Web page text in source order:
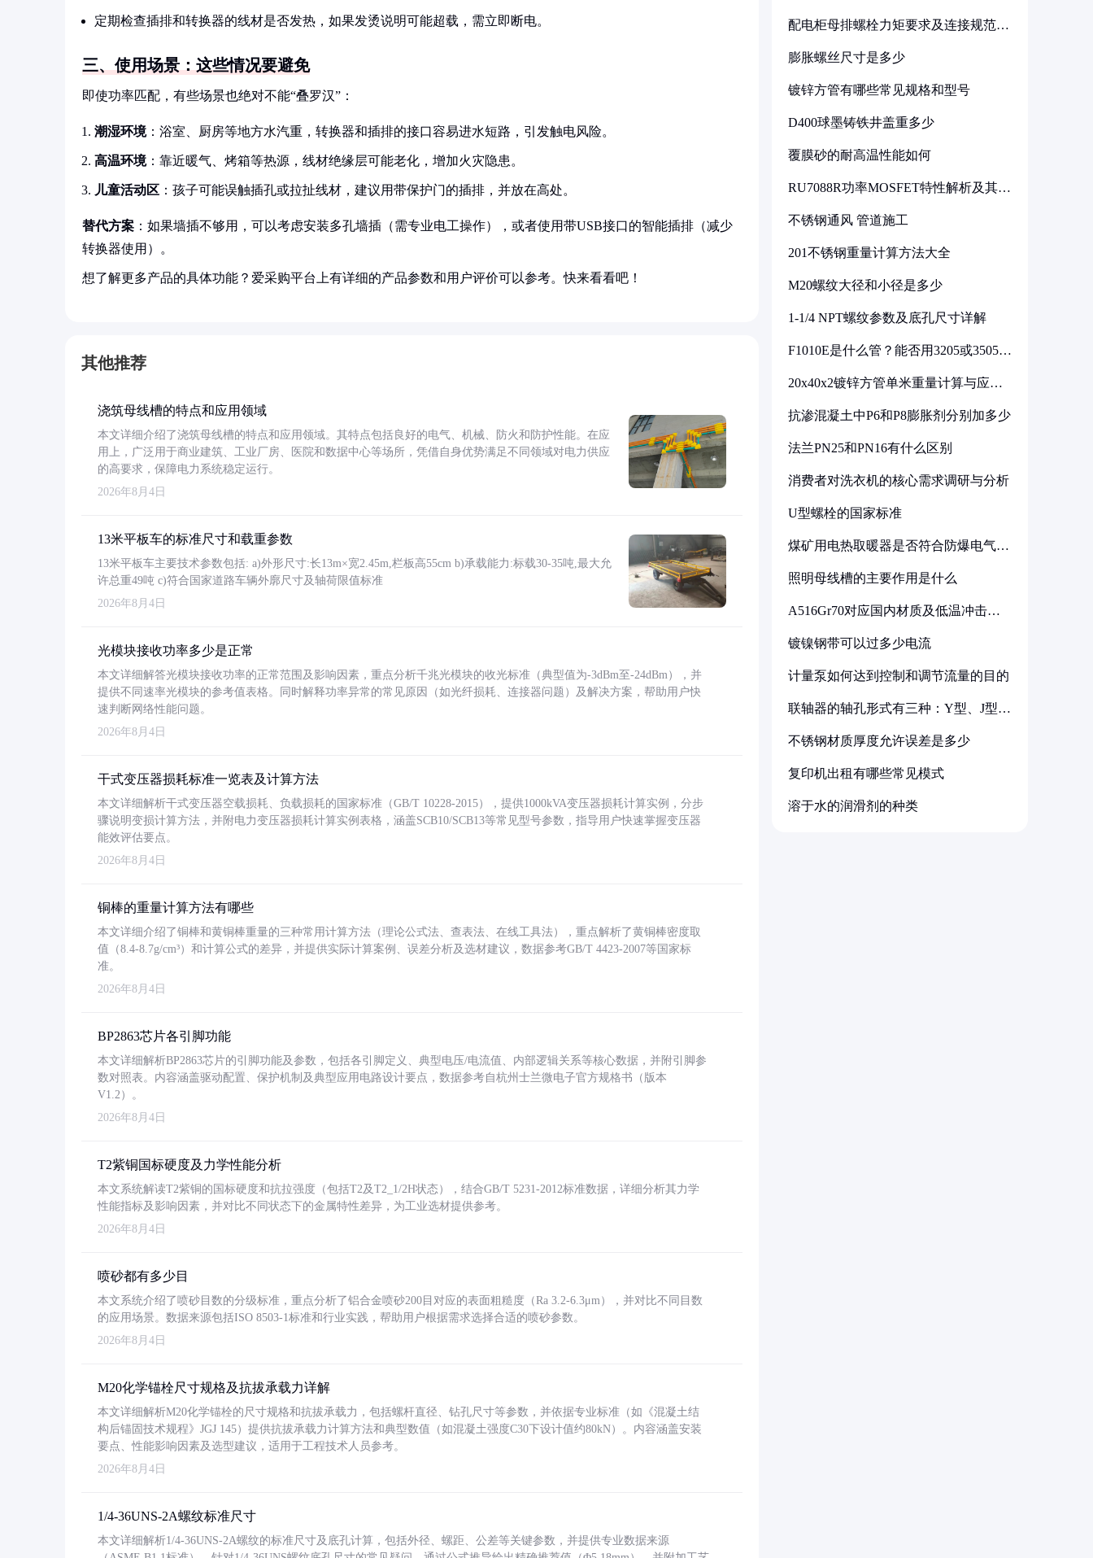
定期检查插排和转换器的线材是否发热，如果发烫说明可能超载，需立即断电。
三、使用场景：这些情况要避免
即使功率匹配，有些场景也绝对不能“叠罗汉”：
潮湿环境：浴室、厨房等地方水汽重，转换器和插排的接口容易进水短路，引发触电风险。
高温环境：靠近暖气、烤箱等热源，线材绝缘层可能老化，增加火灾隐患。
儿童活动区 ：孩子可能误触插孔或拉扯线材，建议用带保护门的插排，并放在高处。
替代方案 ：如果墙插不够用，可以考虑安装多孔墙插（需专业电工操作），或者使用带USB接口的智能插排（减少
转换器使用）。
想了解更多产品的具体功能？爱采购平台上有详细的产品参数和用户评价可以参考。快来看看吧！
其他推荐
浇筑母线槽的特点和应用领域
本文详细介绍了浇筑母线槽的特点和应用领域。其特点包括良好的电气、机械、防火和防护性能。在应
用上，广泛用于商业建筑、工业厂房、医院和数据中心等场所，凭借自身优势满足不同领域对电力供应
的高要求，保障电力系统稳定运行。
2026年8月4日
13米平板车的标准尺寸和载重参数
13米平板车主要技术参数包括: a)外形尺寸:长13m×宽2.45m,栏板高55cm b)承载能力:标载30-35吨,最大允
许总重49吨 c)符合国家道路车辆外廓尺寸及轴荷限值标准
2026年8月4日
光模块接收功率多少是正常
本文详细解答光模块接收功率的正常范围及影响因素，重点分析千兆光模块的收光标准（典型值为-3dBm至-24dBm），并
提供不同速率光模块的参考值表格。同时解释功率异常的常见原因（如光纤损耗、连接器问题）及解决方案，帮助用户快
速判断网络性能问题。
2026年8月4日
干式变压器损耗标准一览表及计算方法
本文详细解析干式变压器空载损耗、负载损耗的国家标准（GB/T 10228-2015），提供1000kVA变压器损耗计算实例，分步
骤说明变损计算方法，并附电力变压器损耗计算实例表格，涵盖SCB10/SCB13等常见型号参数，指导用户快速掌握变压器
能效评估要点。
2026年8月4日
铜棒的重量计算方法有哪些
本文详细介绍了铜棒和黄铜棒重量的三种常用计算方法（理论公式法、查表法、在线工具法），重点解析了黄铜棒密度取
值（8.4-8.7g/cm³）和计算公式的差异，并提供实际计算案例、误差分析及选材建议，数据参考GB/T 4423-2007等国家标
准。
2026年8月4日
BP2863芯片各引脚功能
本文详细解析BP2863芯片的引脚功能及参数，包括各引脚定义、典型电压/电流值、内部逻辑关系等核心数据，并附引脚参
数对照表。内容涵盖驱动配置、保护机制及典型应用电路设计要点，数据参考自杭州士兰微电子官方规格书（版本
V1.2）。
2026年8月4日
T2紫铜国标硬度及力学性能分析
本文系统解读T2紫铜的国标硬度和抗拉强度（包括T2及T2_1/2H状态），结合GB/T 5231-2012标准数据，详细分析其力学
性能指标及影响因素，并对比不同状态下的金属特性差异，为工业选材提供参考。
2026年8月4日
喷砂都有多少目
本文系统介绍了喷砂目数的分级标准，重点分析了铝合金喷砂200目对应的表面粗糙度（Ra 3.2-6.3μm），并对比不同目数
的应用场景。数据来源包括ISO 8503-1标准和行业实践，帮助用户根据需求选择合适的喷砂参数。
2026年8月4日
M20化学锚栓尺寸规格及抗拔承载力详解
本文详细解析M20化学锚栓的尺寸规格和抗拔承载力，包括螺杆直径、钻孔尺寸等参数，并依据专业标准（如《混凝土结
构后锚固技术规程》JGJ 145）提供抗拔承载力计算方法和典型数值（如混凝土强度C30下设计值约80kN）。内容涵盖安装
要点、性能影响因素及选型建议，适用于工程技术人员参考。
2026年8月4日
1/4-36UNS-2A螺纹标准尺寸
本文详细解析1/4-36UNS-2A螺纹的标准尺寸及底孔计算，包括外径、螺距、公差等关键参数，并提供专业数据来源
配电柜母排螺栓力矩要求及连接规范详
膨胀螺丝尺寸是多少
镀锌方管有哪些常见规格和型号
D400球墨铸铁井盖重多少
覆膜砂的耐高温性能如何
RU7088R功率MOSFET特性解析及其在
不锈钢通风 管道施工
201不锈钢重量计算方法大全
M20螺纹大径和小径是多少
1-1/4 NPT螺纹参数及底孔尺寸详解
F1010E是什么管？能否用3205或3505代
20x40x2镀锌方管单米重量计算与应用
抗渗混凝土中P6和P8膨胀剂分别加多少
法兰PN25和PN16有什么区别
消费者对洗衣机的核心需求调研与分析
U型螺栓的国家标准
煤矿用电热取暖器是否符合防爆电气设
照明母线槽的主要作用是什么
A516Gr70对应国内材质及低温冲击要
镀镍钢带可以过多少电流
计量泵如何达到控制和调节流量的目的
联轴器的轴孔形式有三种：Y型、J型、
不锈钢材质厚度允许误差是多少
复印机出租有哪些常见模式
溶于水的润滑剂的种类